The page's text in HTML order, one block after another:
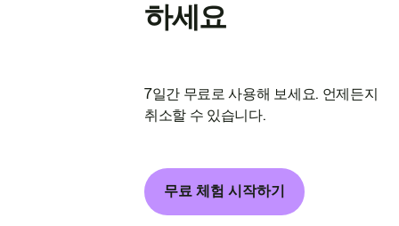
하세요
7일간 무료로 사용해 보세요. 언제든지
취소할 수 있습니다.
무료 체험 시작하기